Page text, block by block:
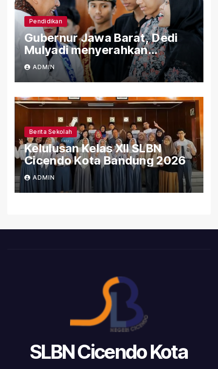
Pendidikan
Gubernur Jawa Barat, Dedi
Mulyadi menyerahkan
Bantuan (PIP) Kepada Siswa
SLBN Cicendo Kota Bandung
ADMIN
Berita Sekolah
Kelulusan Kelas XII SLBN
Cicendo Kota Bandung 2026
ADMIN
SLBN Cicendo Kota